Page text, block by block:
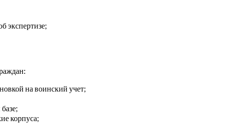
экспертизе;
на воинский учет;
корпуса;